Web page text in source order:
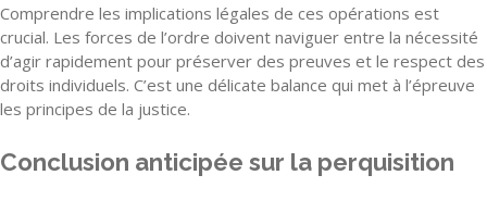
Comprendre les implications légales de ces opérations est
crucial. Les forces de l’ordre doivent naviguer entre la nécessité
d’agir rapidement pour préserver des preuves et le respect des
droits individuels. C’est une délicate balance qui met à l’épreuve
les principes de la justice.
Conclusion anticipée sur la perquisition